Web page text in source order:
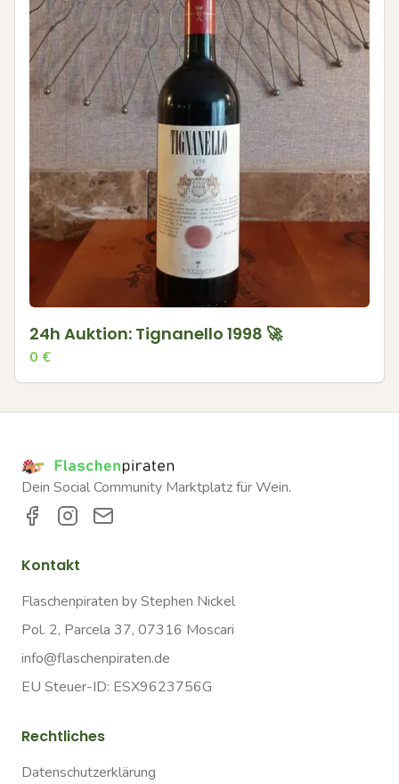
24h Auktion: Tignanello 1998 🚀
0 €
Dein Social Community Marktplatz für Wein.
Kontakt
Flaschenpiraten by Stephen Nickel
Pol. 2, Parcela 37, 07316 Moscari
info@flaschenpiraten.de
EU Steuer-ID: ESX9623756G
Rechtliches
Datenschutzerklärung